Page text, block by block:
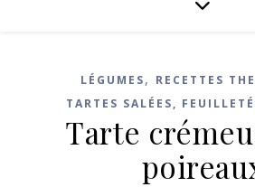
LÉGUMES, RECETTES
TARTES SALÉES,
Tarte